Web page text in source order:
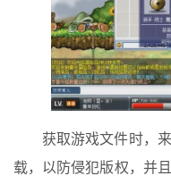
获取游戏文件时，
载，以防侵犯版权，并